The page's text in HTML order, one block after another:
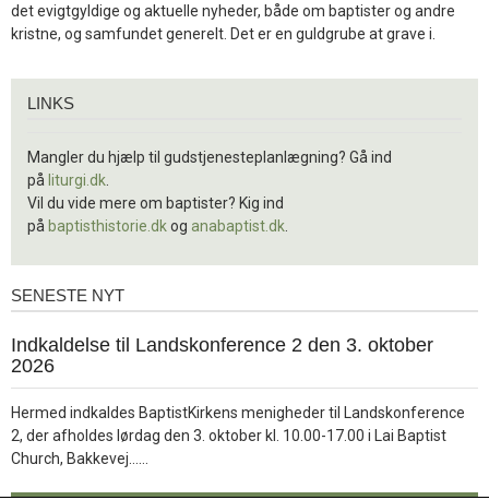
det evigtgyldige og aktuelle nyheder, både om baptister og andre
kristne, og samfundet generelt. Det er en guldgrube at grave i.
LINKS
Mangler du hjælp til gudstjenesteplanlægning? Gå ind
på liturgi.dk
Vil du vide mere om baptister? Kig ind
på baptisthistorie.dkog anabaptist.dk
Seneste
SENESTE NYT
1.
jul.
Indkaldelse til Landskonference 2 den 3. oktober
2026
Hermed indkaldes BaptistKirkens menigheder til Landskonference
2, der afholdes lørdag den 3. oktober kl. 10.00-17.00 i Lai Baptist
Church, Bakkevej……